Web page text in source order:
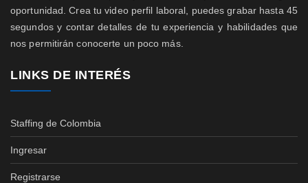
oportunidad. Crea tu video perfil laboral, puedes grabar hasta 45
segundos y contar detalles de tu experiencia y habilidades que
nos permitirán conocerte un poco más.
LINKS DE INTERÉS
Staffing de Colombia
Ingresar
Registrarse